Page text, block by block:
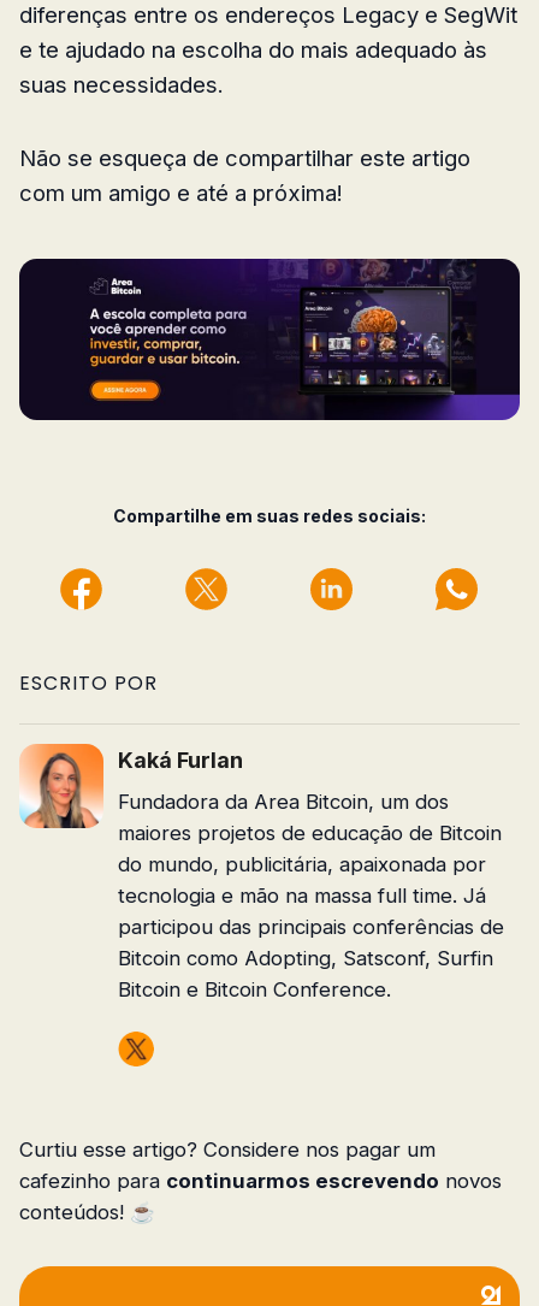
diferenças entre os endereços Legacy e SegWit
e te ajudado na escolha do mais adequado às
suas necessidades.
Não se esqueça de compartilhar este artigo
com um amigo e até a próxima!
Compartilhe em suas redes sociais:
ESCRITO POR
Kaká Furlan
Fundadora da Area Bitcoin, um dos
maiores projetos de educação de Bitcoin
do mundo, publicitária, apaixonada por
tecnologia e mão na massa full time. Já
participou das principais conferências de
Bitcoin como Adopting, Satsconf, Surfin
Bitcoin e Bitcoin Conference.
Curtiu esse artigo? Considere nos pagar um
cafezinho para continuarmos escrevendo novos
conteúdos! ☕